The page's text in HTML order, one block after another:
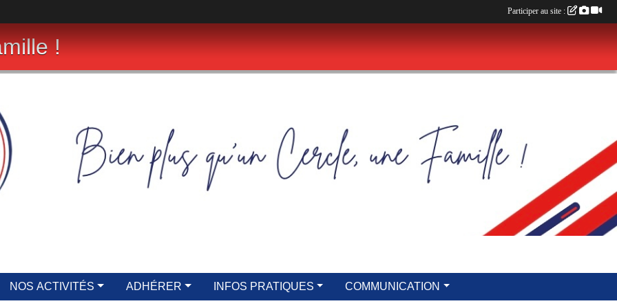
!
NOS ACTIVITÉS ADHÉRER INFOS PRATIQUES COMMUNICATION
Participer au site :